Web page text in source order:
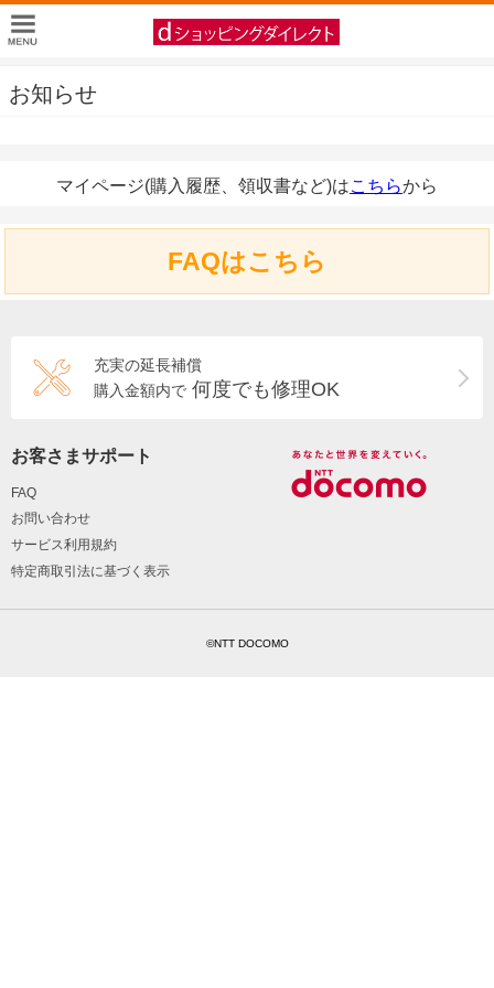
お知らせ
マイページ(購入履歴、領収書など)はこちらから
FAQはこちら
充実の延長補償
購入金額内で 何度でも修理OK
お客さまサポート
FAQ
お問い合わせ
サービス利用規約
特定商取引法に基づく表示
©NTT DOCOMO